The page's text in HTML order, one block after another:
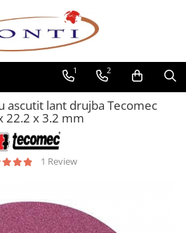
1 2
ascutit lant drujba Tecomec
22.2 x 3.2 mm
1 Review